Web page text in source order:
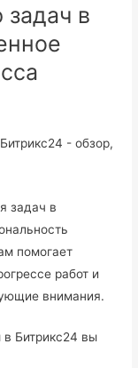
в
задач в
помогает
работ и
внимания.
в Битрикс24 вы